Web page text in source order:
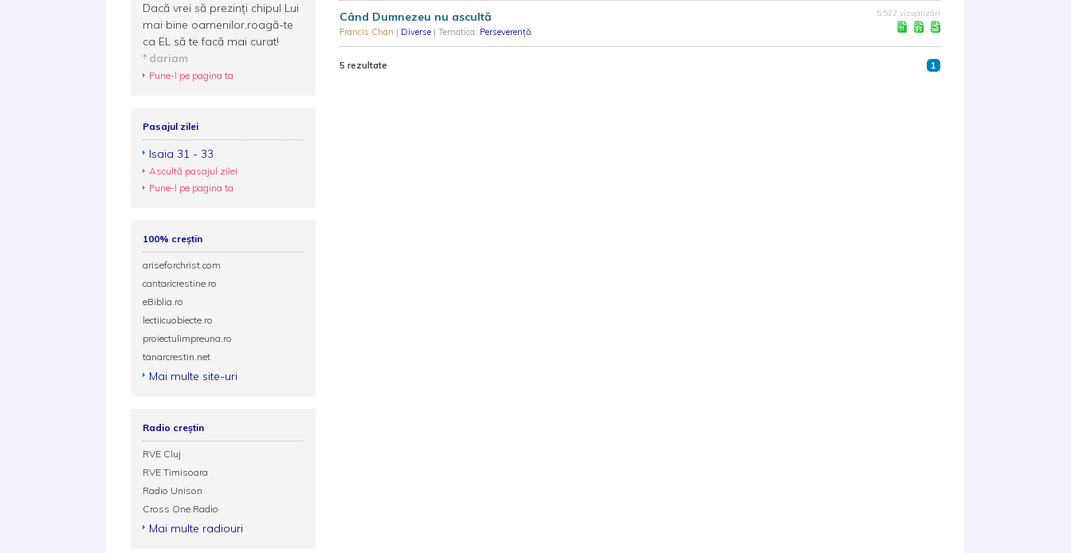
Când Dumnezeu nu ascultă
Francis Chan | Diverse | Tematica: Perseverență
5.522 vizualizări
5 rezultate 1
Dacă vrei să prezinţi chipul Lui
mai bine oamenilor,roagă-te
ca EL să te facă mai curat!
dariam
Pune-l pe pagina ta
Pasajul zilei
Isaia 31 - 33
Ascultă pasajul zilei
Pune-l pe pagina ta
100% creștin
ariseforchrist.com
cantaricrestine.ro
eBiblia.ro
lectiicuobiecte.ro
proiectulimpreuna.ro
tanarcrestin.net
Mai multe site-uri
Radio creștin
RVE Cluj
RVE Timisoara
Radio Unison
Cross One Radio
Mai multe radiouri